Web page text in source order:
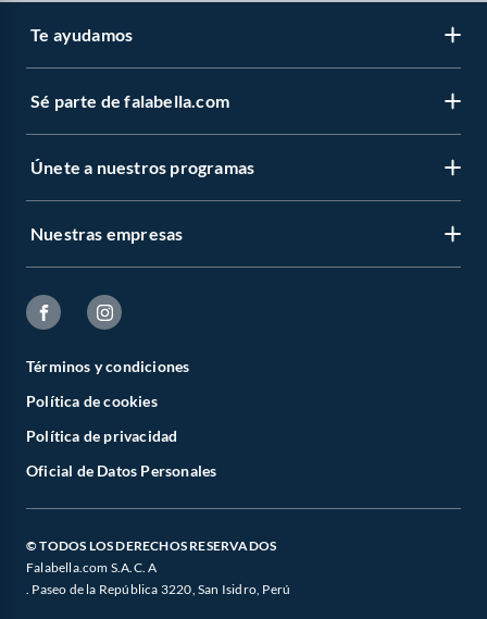
Te ayudamos
Sé parte de falabella.com
Únete a nuestros programas
Nuestras empresas
Términos y condiciones
Política de cookies
Política de privacidad
Oficial de Datos Personales
© TODOS LOS DERECHOS RESERVADOS
Falabella.com S.A.C. A
. Paseo de la República 3220, San Isidro, Perú